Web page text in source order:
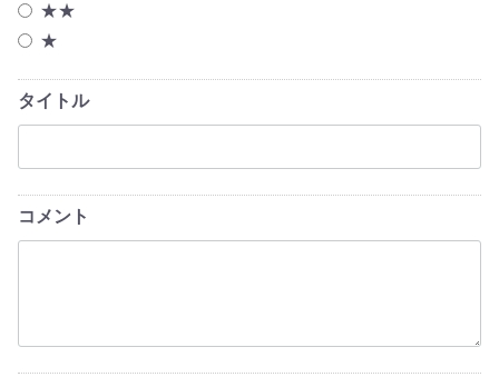
★★
★
タイトル
コメント